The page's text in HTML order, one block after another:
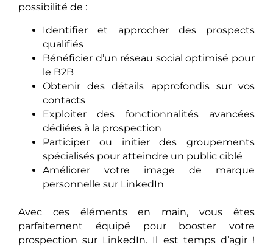
possibilité de :
Identifier et approcher des prospects
qualifiés
Bénéficier d’un réseau social optimisé pour
le B2B
Obtenir des détails approfondis sur vos
contacts
Exploiter des fonctionnalités avancées
dédiées à la prospection
Participer ou initier des groupements
spécialisés pour atteindre un public ciblé
Améliorer votre image de marque
personnelle sur LinkedIn
Avec ces éléments en main, vous êtes
parfaitement équipé pour booster votre
prospection sur LinkedIn. Il est temps d’agir !